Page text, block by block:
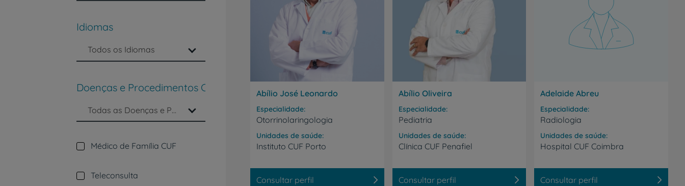
Prevenção e bem-estar
Grandes Áreas da Saúde
Idiomas
Todos os Idiomas
Doenças e Procedimentos Clínicos
Todas as Doenças e Procedimentos Clínicos
Médico de Família CUF
Teleconsulta
Abílio José Leonardo
Especialidade
Otorrinolaringologia
Unidades de saúde
Instituto CUF Porto
Consultar perfil
Abílio Oliveira
Especialidade
Pediatria
Unidades de saúde
Clínica CUF Penafiel
Consultar perfil
Adelaide Abreu
Especialidade
Radiologia
Unidades de saúde
Hospital CUF Coimbra
Consultar perfil